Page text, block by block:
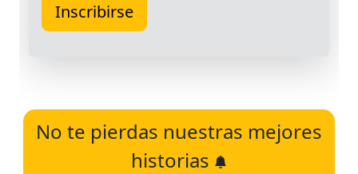
No te pierdas nuestras mejores
historias